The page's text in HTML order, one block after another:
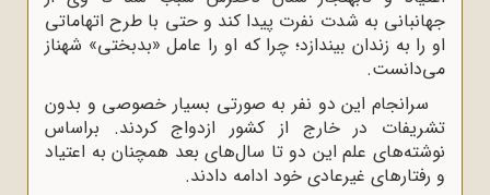
جهانبانی به شدت نفرت پیدا کند و حتی با طرح اتهاماتی
او را به زندان بیندازد؛ چرا که او را عامل «بدبختی» شهناز
می‌دانست.
سرانجام این دو نفر به صورتی بسیار خصوصی و بدون
تشریفات در خارج از کشور ازدواج کردند. براساس
نوشته‌های علم این دو تا سال‌های بعد همچنان به اعتیاد
و رفتارهای غیرعادی خود ادامه دادند.